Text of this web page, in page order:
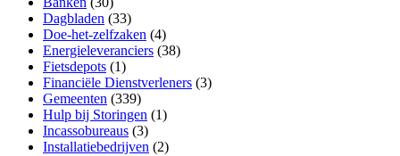
Dagbladen (33)
Doe-het-zelfzaken (4)
Energieleveranciers (38)
Fietsdepots (1)
Financiële Dienstverleners (3)
Gemeenten (339)
Hulp bij Storingen (1)
Incassobureaus (3)
Installatiebedrijven (2)